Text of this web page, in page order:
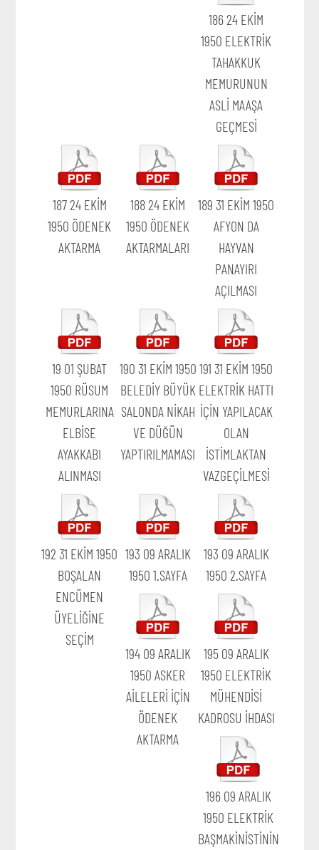
186 24 EKİM
1950 ELEKTRİK
TAHAKKUK
MEMURUNUN
ASLİ MAAŞA
GEÇMESİ
187 24 EKİM
1950 ÖDENEK
AKTARMA
188 24 EKİM
1950 ÖDENEK
AKTARMALARI
189 31 EKİM 1950
AFYON DA
HAYVAN
PANAYIRI
AÇILMASI
19 01 ŞUBAT
1950 RÜSUM
MEMURLARINA
ELBİSE
AYAKKABI
ALINMASI
190 31 EKİM 1950
BELEDİY BÜYÜK
SALONDA NİKAH
VE DÜĞÜN
YAPTIRILMAMASI
191 31 EKİM 1950
ELEKTRİK HATTI
İÇİN YAPILACAK
OLAN
İSTİMLAKTAN
VAZGEÇİLMESİ
192 31 EKİM 1950
BOŞALAN
ENCÜMEN
ÜYELİĞİNE
SEÇİM
193 09 ARALIK
1950 1.SAYFA
193 09 ARALIK
1950 2.SAYFA
194 09 ARALIK
1950 ASKER
AİLELERİ İÇİN
ÖDENEK
AKTARMA
195 09 ARALIK
1950 ELEKTRİK
MÜHENDİSİ
KADROSU İHDASI
196 09 ARALIK
1950 ELEKTRİK
BAŞMAKİNİSTİNİN